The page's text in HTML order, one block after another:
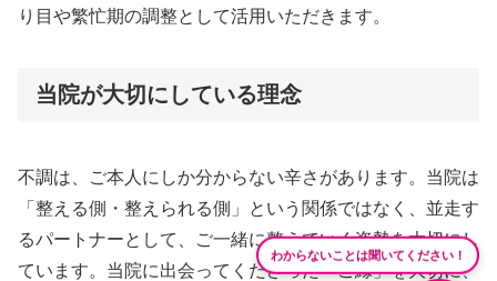
り目や繁忙期の調整として活用いただきます。
当院が大切にしている理念
不調は、ご本人にしか分からない辛さがあります。当院は
「整える側・整えられる側」という関係ではなく、並走す
るパートナーとして、ご一緒に整えていく姿勢を大切にし
ています。当院に出会ってくださった「ご縁」を大切に、
わからないことは聞いてください！